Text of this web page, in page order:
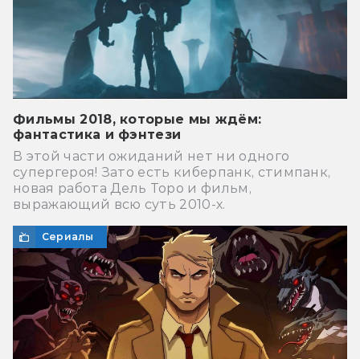
Фильмы 2018, которые мы ждём:
фантастика и фэнтези
В этой части ожиданий нет ни одного
супергероя! Зато есть киберпанк, стимпанк,
новая работа Дель Торо и фильм,
выражающий всю суть 2010-х.
Сериалы